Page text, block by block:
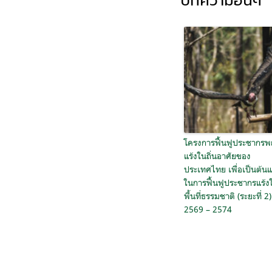
โครงการฟื้นฟูประชากร
แร้งในถิ่นอาศัยของ
ประเทศไทย เพื่อเป็นต้น
ในการฟื้นฟูประชากรแร้ง
พื้นที่ธรรมชาติ (ระยะที่
2569 – 2574